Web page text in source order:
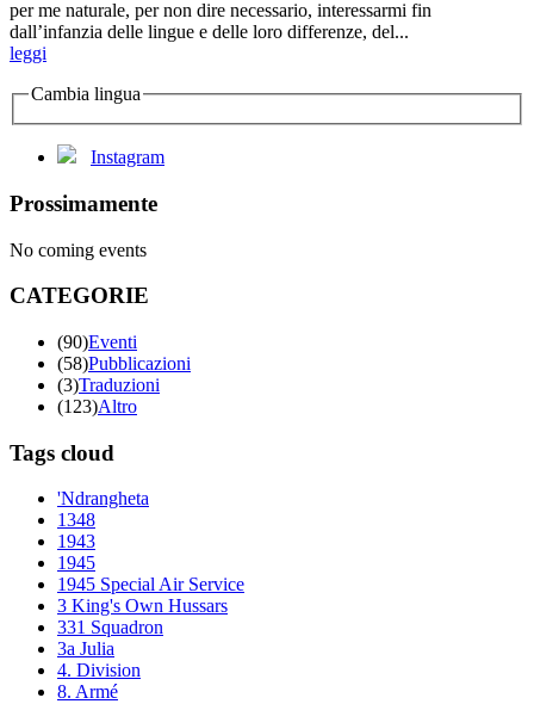
per me naturale, per non dire necessario, interessarmi fin
dall’infanzia delle lingue e delle loro differenze, del...
leggi
Cambia lingua
Instagram
Prossimamente
No coming events
CATEGORIE
(90)Eventi
(58)Pubblicazioni
(3)Traduzioni
(123)Altro
Tags cloud
'Ndrangheta
1348
1943
1945
1945 Special Air Service
3 King's Own Hussars
331 Squadron
3a Julia
4. Division
8. Armé